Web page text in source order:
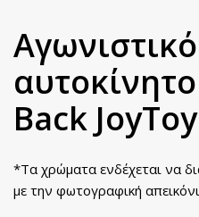
Αγωνιστικό
Back
*Τα χρώματα ενδέχεται να
με την φωτογραφική